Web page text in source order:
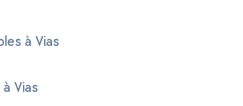
à Vias
Vias